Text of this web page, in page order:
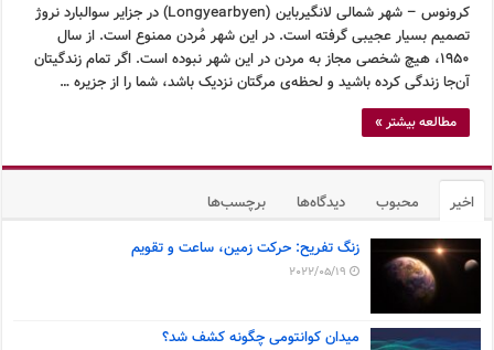
کرونوس – شهر شمالی لانگیرباین (Longyearbyen) در جزایر سوالبارد نروژ
تصمیم بسیار عجیبی گرفته است. در این شهر مُردن ممنوع است. از سال
۱۹۵۰، هیچ شخصی مجاز به مردن در این شهر نبوده است. اگر تمام زندگیتان
آن‌جا زندگی کرده باشید و لحظه‌ی مرگتان نزدیک باشد، شما را از جزیره …
مطالعه بیشتر »
اخیر محبوب دیدگاه‌ها برچسب‌ها
زنگ تفریح: حرکت زمین، ساعت و تقویم
2022/05/19
میدان کوانتومی چگونه کشف شد؟